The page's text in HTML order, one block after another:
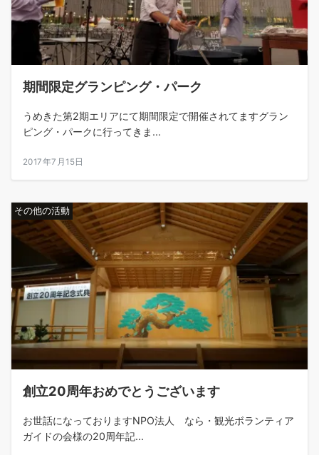
期間限定グランピング・パーク
うめきた第2期エリアにて期間限定で開催されてますグラン
ピング・パークに行ってきま...
2017年7月15日
その他の活動
創立20周年おめでとうございます
お世話になっておりますNPO法人 なら・観光ボランティア
ガイドの会様の20周年記...